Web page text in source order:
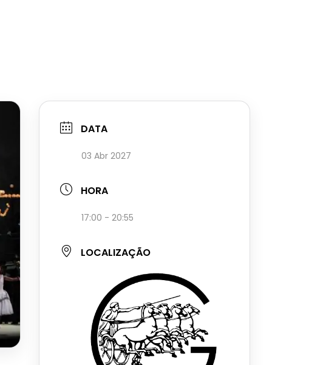
DATA
03 Abr 2027
HORA
17:00 - 20:55
LOCALIZAÇÃO